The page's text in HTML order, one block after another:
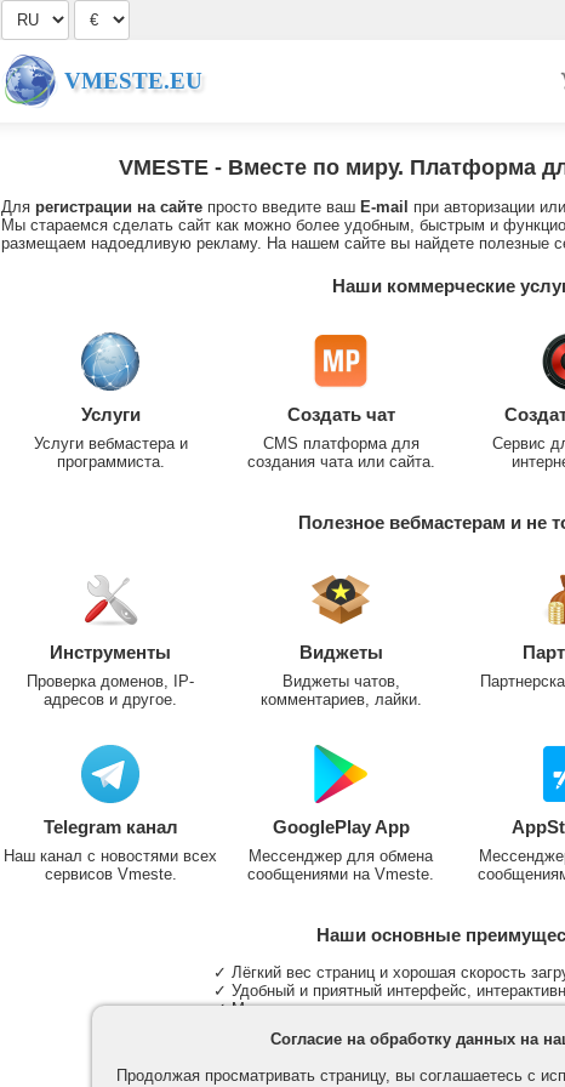
VMESTE.EU
VMESTE- Вместе по миру. Платформа
Для регистрации на сайте просто введите ваш E-mail
при авторизации
Мы стараемся сделать сайт как можно более удобным, быстрым и
размещаем надоедливую рекламу. На нашем сайте вы найдете полезные
Наши коммерческие
Услуги
Услуги вебмастера и
программиста.
Создать чат
CMS платформа для
создания чата или сайта.
Сервис
Полезное вебмастерам и не
Инструменты
Проверка доменов, IP-
адресов и другое.
Виджеты
Виджеты чатов,
комментариев, лайки.
Telegram канал
Наш канал с новостями всех
сервисов Vmeste.
GooglePlay App
Мессенджер для обмена
сообщениями на Vmeste.
Наши основные
✓ Лёгкий вес страниц и хорошая скорость
✓ Удобный и приятный интерфейс,
✓ Мы не размещаем надоедливую рекламу
✓ Участие в группах и сообществах
✓ Поддержка основных типов и больших
Согласие на обработку данных на
Продолжая просматривать страницу, вы соглашаетесь с